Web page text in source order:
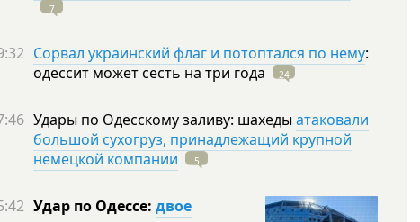
7
Сорвал украинский флаг и потоптался по нему:
одессит может сесть на три года 24
Удары по Одесскому заливу: шахеды атаковали
большой сухогруз, принадлежащий крупной
немецкой компании
5
Удар по Одессе: двое